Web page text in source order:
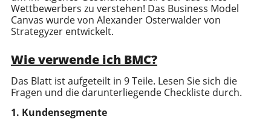
Wettbewerbers zu verstehen! Das Business Model
Canvas wurde von Alexander Osterwalder von
Strategyzer entwickelt.
Wie verwende ich BMC?
Das Blatt ist aufgeteilt in 9 Teile. Lesen Sie sich die
Fragen und die darunterliegende Checkliste durch.
1. Kundensegmente